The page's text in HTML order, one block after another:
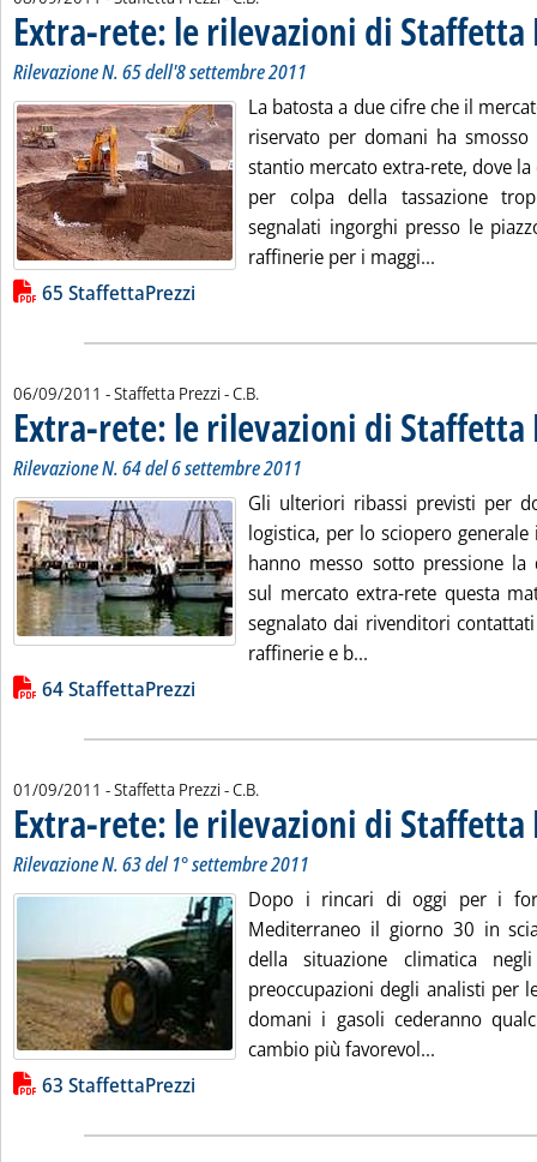
Extra-rete: le rilevazioni di Staffetta
Rilevazione N. 65 dell'8 settembre 2011
La batosta a due cifre che il
riservato per domani ha
stantio mercato extra-rete, dove
per colpa della tassazione
segnalati ingorghi presso le
raffinerie per i maggi...
Lista allegati PDF alla notizia
65 StaffettaPrezzi
06/09/2011 - Staffetta Prezzi -di:
C.B.
Extra-rete: le rilevazioni di Staffetta
Rilevazione N. 64 del 6 settembre 2011
Gli ulteriori ribassi previsti per
logistica, per lo sciopero
hanno messo sotto pressione
sul mercato extra-rete questa
segnalato dai rivenditori
raffinerie e b...
Lista allegati PDF alla notizia
64 StaffettaPrezzi
01/09/2011 - Staffetta Prezzi -di:
C.B.
Extra-rete: le rilevazioni di Staffetta
Rilevazione N. 63 del 1° settembre 2011
Dopo i rincari di oggi per i
Mediterraneo il giorno 30 in
della situazione climatica
preoccupazioni degli analisti per
domani i gasoli cederanno
cambio più favorevol...
Lista allegati PDF alla notizia
63 StaffettaPrezzi